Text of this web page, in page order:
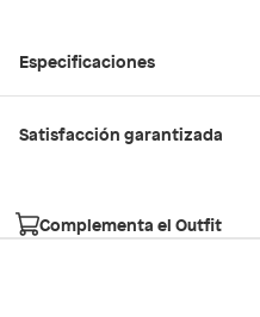
Especificaciones
Hecho en
Satisfacción garantizada
Sin embargo, tenemos
diferentes, otras con
Complementa el Outfit